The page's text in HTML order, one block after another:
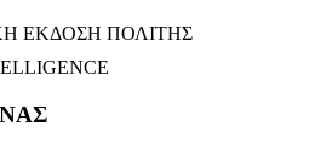
ΕΚΔΟΣΗ ΠΟΛΙΤΗΣ